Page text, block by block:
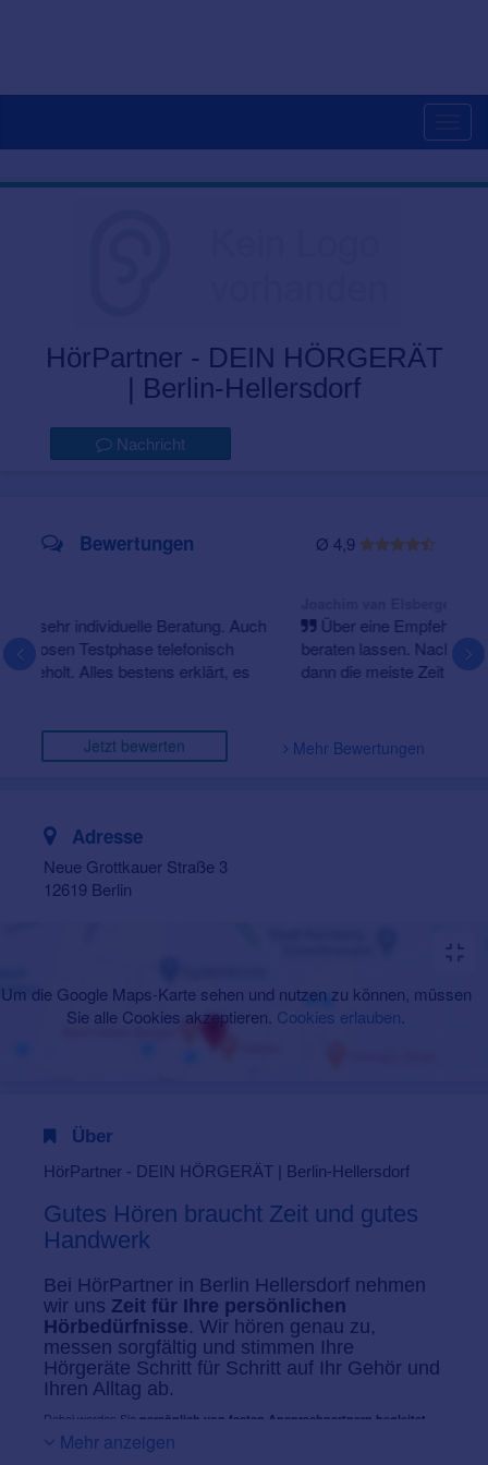
HörPartner - DEIN HÖRGERÄT
| Berlin-Hellersdorf
Nachricht
Ø 4,9
Bewertungen
Über eine Empfehlung habe ich mich in dieser Filiale
beraten lassen. Nach einem Filialleiterwechsel bin ich
dann die meiste Zeit und final von der Hörakustikmei...
Jetzt bewerten Mehr Bewertungen
Adresse
Neue Grottkauer Straße 3
12619 Berlin
Um die Google Maps-Karte sehen und nutzen zu können, müssen
Sie alle Cookies akzeptieren. Cookies erlauben
Über
HörPartner - DEIN HÖRGERÄT | Berlin-Hellersdorf
Gutes Hören braucht Zeit und gutes
Handwerk
Bei HörPartner in Berlin Hellersdorf nehmen
wir uns Zeit für Ihre persönlichen
Hörbedürfnisse. Wir hören genau zu,
messen sorgfältig und stimmen Ihre
Hörgeräte Schritt für Schritt auf Ihr Gehör und
Ihren Alltag ab.
Dabei werden Sie persönlich von festen Ansprechpartnern begleitet
vom kostenlosen Hörtest über die herstellerunabhängige Auswahl und das
unverbindliche Probetragen bis zur Feinanpassung und langfristigen
Mehr anzeigen